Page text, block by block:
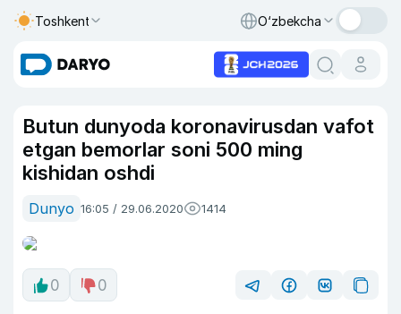
Toshkent O‘zbekcha
Butun dunyoda koronavirusdan vafot
etgan bemorlar soni 500 ming
kishidan oshdi
Dunyo 16:05 / 29.06.2020 1414
0 0